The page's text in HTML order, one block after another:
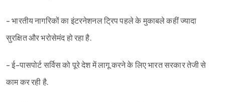
- भारतीय नागरिकों का इंटरनेशनल ट्रिप पहले के मुकाबले कहीं ज्यादा
सुरक्षित और भरोसेमंद हो रहा है.
- ई-पासपोर्ट सर्विस को पूरे देश में लागू करने के लिए भारत सरकार तेजी से
काम कर रही है.